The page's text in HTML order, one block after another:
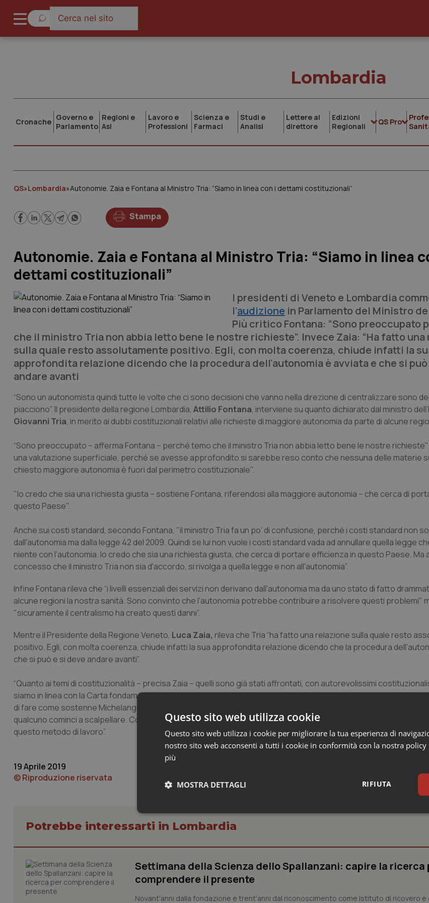
Lombardia
Cronache Governo e
Parlamento
Regioni e
Asl
Lavoro e
Professioni
Scienza e
Farmaci
Studi e
Analisi
Lettere al
direttore
Edizioni
Regionali
QS Pro
QS»Lombardia»Autonomie. Zaia e Fontana al Ministro Tria: “Siamo in linea con i dettami costituzionali”
Stampa
Autonomie. Zaia e Fontana al Ministro Tria: “Siamo in linea
dettami costituzionali”
I presidenti di Veneto e Lombardia
l’audizione in Parlamento del Ministro
Più critico Fontana: “Sono preoccupato
che il ministro Tria non abbia letto bene le nostre richieste”. Invece Zaia: “Ha fatto una
sulla quale resto assolutamente positivo. Egli, con molta coerenza, chiude infatti la
approfondita relazione dicendo che la procedura dell'autonomia è avviata e che si può
andare avanti
“Sono un autonomista quindi tutte le volte che ci sono decisioni che vanno nella direzione di centralizzare sono
piacciono”. Il presidente della regione Lombardia, Attilio Fontana, interviene su quanto dichiarato dal ministro
Giovanni Tria, in merito ai dubbi costituzionali relativi alle richieste di maggiore autonomia da parte di alcune
“Sono preoccupato – afferma Fontana – perché temo che il ministro Tria non abbia letto bene le nostre
una valutazione superficiale, perché se avesse approfondito si sarebbe reso conto che nessuna delle materie
chiesto maggiore autonomia è fuori dal perimetro costituzionale".
"Io credo che sia una richiesta giusta – sostiene Fontana, riferendosi alla maggiore autonomia – che cerca di
questo Paese".
Anche sui costi standard, secondo Fontana, "il ministro Tria fa un po' di confusione, perché i costi standard non
dall'autonomia ma dalla legge 42 del 2009. Quindi se lui non vuole i costi standard vada ad annullare quella legge
niente con l'autonomia. Io credo che sia una richiesta giusta, che cerca di portare efficienza in questo Paese. Ma
concesso che il ministro Tria non sia d'accordo, si rivolga a quella legge e non all'autonomia”.
Infine Fontana rileva che “i livelli essenziali dei servizi non derivano dall'autonomia ma da uno stato di fatto
alcune regioni la nostra sanità. Sono convinto che l'autonomia potrebbe contribuire a risolvere questi problemi"
"sicuramente il centralismo ha creato questi danni”.
Mentre il Presidente della Regione Veneto, Luca Zaia, rileva che Tria “ha fatto una relazione sulla quale resto
positivo. Egli, con molta coerenza, chiude infatti la sua approfondita relazione dicendo che la procedura
che si può e si deve andare avanti”.
“Quanto ai temi di costituzionalità – precisa Zaia – quelli sono già stati affrontati, con autorevolissimi
siamo in linea con la Carta fondamentale. Ora il vero tema è portare avanti il lavoro. Solo così si affrontano le
di fare come sostenne Michelangelo per la Pietà: togliere tutto il marmo che c'è in più e alla fine verrà fuori l'opera,
qualcuno cominci a scalpellare. Con le sue dichiarazioni Tria ha dimostrato di voler fare così, quindi ben vengano
questo metodo di lavoro”.
19 Aprile 2019
© Riproduzione riservata
Potrebbe interessarti in Lombardia
Settimana della Scienza dello Spallanzani: capire la ricerca
comprendere il presente
Novant'anni dalla fondazione e trent'anni dal riconoscimento come Istituto di ricovero e
Questo sito web utilizza cookie
Questo sito web utilizza i cookie per migliorare la tua esperienza di
nostro sito web acconsenti a tutti i cookie in conformità con la nostra policy
più
RIFIUTA
MOSTRA DETTAGLI
Necessari Statistici